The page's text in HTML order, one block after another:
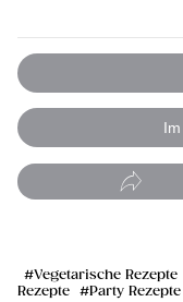
Vegetarische Rezepte
Rezepte
Party Rezepte